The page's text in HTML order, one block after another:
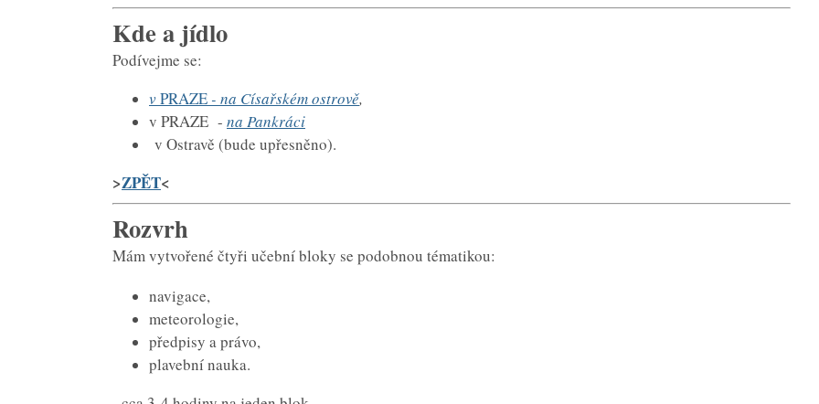
Kde a jídlo
Podívejme se:
vPRAZE - na Císařském ostrově,
v PRAZE - na Pankráci
v Ostravě (bude upřesněno).
>ZPĚT<
Rozvrh
Mám vytvořené čtyři učební bloky se podobnou tématikou:
navigace,
meteorologie,
předpisy a právo,
plavební nauka.